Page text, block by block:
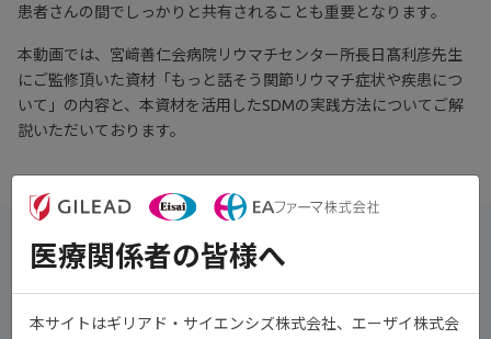
患者さんの間でしっかりと共有されることも重要となります。
本動画では、宮﨑善仁会病院リウマチセンター所長日髙利彦先生
にご監修頂いた資材「もっと話そう関節リウマチ症状や疾患につ
いて」の内容と、本資材を活用したSDMの実践方法についてご解
説いただいております。
演者
宮﨑善仁会病院 リウマチセンター 所長
日髙 利彦 先生
医療関係者の皆様へ
本サイトはギリアド・サイエンシズ株式会社、エーザイ株式会